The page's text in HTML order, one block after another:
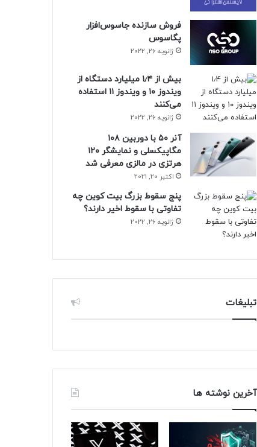
فروش سازنده جاسوس‌افزار
پگاسوس
ژانویه 26, 2022
بیش از ۱٫۴ میلیارد دستگاه از
ویندوز ۱۰ و ویندوز ۱۱ استفاده
می‌کنند
ژانویه 26, 2022
آنر ۵۰ با دوربین ۱۰۸
مگاپیکسلی و نمایشگر ۱۲۰
هرتزی در مالزی معرفی شد
اکتبر 20, 2021
پنج سقوط بزرگ بیت کوین چه
تفاوتی با سقوط اخیر دارند؟
ژانویه 26, 2022
تبلیغات
آخرین نوشته ها